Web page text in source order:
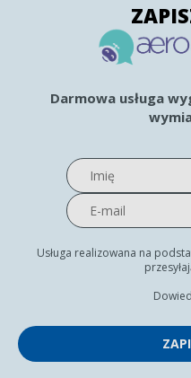
Darmowa usługa
Usługa realizowana na